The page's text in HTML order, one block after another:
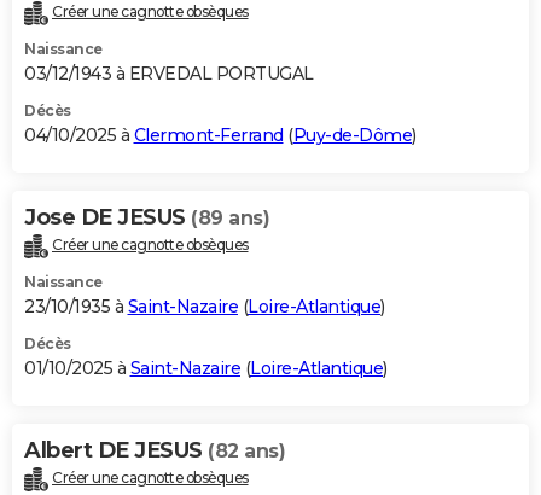
Créer une cagnotte obsèques
Naissance
03/12/1943 à ERVEDAL PORTUGAL
Décès
04/10/2025 à Clermont-Ferrand (Puy-de-Dôme)
Jose DE JESUS (89 ans)
Créer une cagnotte obsèques
Naissance
23/10/1935 à Saint-Nazaire (Loire-Atlantique)
Décès
01/10/2025 à Saint-Nazaire (Loire-Atlantique)
Albert DE JESUS (82 ans)
Créer une cagnotte obsèques